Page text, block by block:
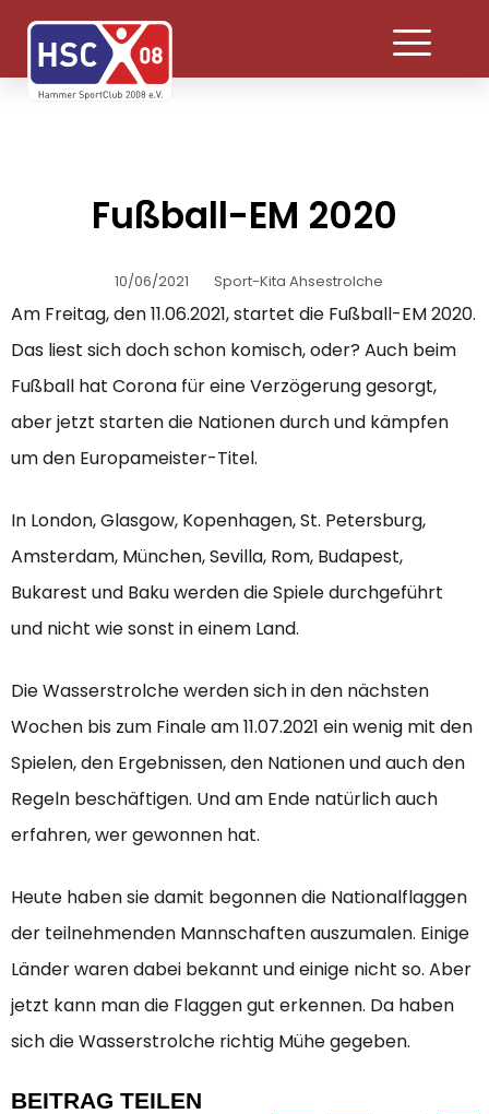
Fußball-EM 2020
10/06/2021 Sport-Kita Ahsestrolche
Am Freitag, den 11.06.2021, startet die Fußball-EM 2020.
Das liest sich doch schon komisch, oder? Auch beim
Fußball hat Corona für eine Verzögerung gesorgt,
aber jetzt starten die Nationen durch und kämpfen
um den Europameister-Titel.
In London, Glasgow, Kopenhagen, St. Petersburg,
Amsterdam, München, Sevilla, Rom, Budapest,
Bukarest und Baku werden die Spiele durchgeführt
und nicht wie sonst in einem Land.
Die Wasserstrolche werden sich in den nächsten
Wochen bis zum Finale am 11.07.2021 ein wenig mit den
Spielen, den Ergebnissen, den Nationen und auch den
Regeln beschäftigen. Und am Ende natürlich auch
erfahren, wer gewonnen hat.
Heute haben sie damit begonnen die Nationalflaggen
der teilnehmenden Mannschaften auszumalen. Einige
Länder waren dabei bekannt und einige nicht so. Aber
jetzt kann man die Flaggen gut erkennen. Da haben
sich die Wasserstrolche richtig Mühe gegeben.
BEITRAG TEILEN